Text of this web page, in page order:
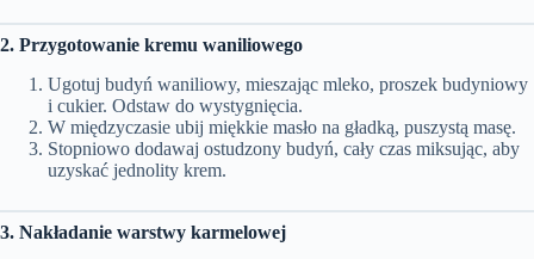
2. Przygotowanie kremu waniliowego
Ugotuj budyń waniliowy, mieszając mleko, proszek budyniowy
i cukier. Odstaw do wystygnięcia.
W międzyczasie ubij miękkie masło na gładką, puszystą masę.
Stopniowo dodawaj ostudzony budyń, cały czas miksując, aby
uzyskać jednolity krem.
3. Nakładanie warstwy karmelowej